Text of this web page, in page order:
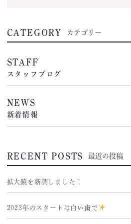
CATEGORY カテゴリー
STAFF
スタッフブログ
NEWS
新着情報
RECENT POSTS 最近の投稿
拡大鏡を新調しました！
2023年のスタートは白い歯で